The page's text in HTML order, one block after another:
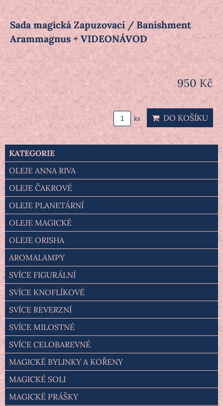
Sada magická Zapuzovací / Banishment
Arammagnus + VIDEONÁVOD
950 Kč
ks DO KOŠÍKU
KATEGORIE
OLEJE ANNA RIVA
OLEJE ČAKROVÉ
OLEJE PLANETÁRNÍ
OLEJE MAGICKÉ
OLEJE ORISHA
AROMALAMPY
SVÍCE FIGURÁLNÍ
SVÍCE KNOFLÍKOVÉ
SVÍCE REVERZNÍ
SVÍCE MILOSTNÉ
SVÍCE CELOBAREVNÉ
MAGICKÉ BYLINKY A KOŘENY
MAGICKÉ SOLI
MAGICKÉ PRÁŠKY